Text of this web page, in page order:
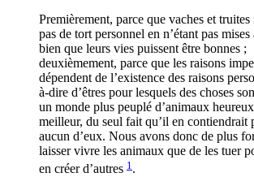
Premièrement, parce que vaches et truites
pas de tort personnel en n’étant pas
bien que leurs vies puissent être bonnes ;
deuxièmement, parce que les raisons
dépendent de l’existence des raisons
à-dire d’êtres pour lesquels des choses
un monde plus peuplé d’animaux
meilleur, du seul fait qu’il en contiendrait
aucun d’eux. Nous avons donc de plus
laisser vivre les animaux que de les tuer
en créer d’autres 1 .